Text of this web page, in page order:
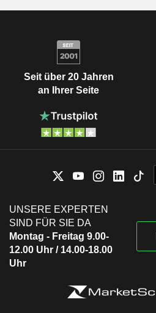
Seit über 20 Jahren
an Ihrer Seite
UNSERE EXPERTEN
SIND FÜR SIE DA
Montag - Freitag 9.00-
12.00 Uhr / 14.00-18.00
Uhr